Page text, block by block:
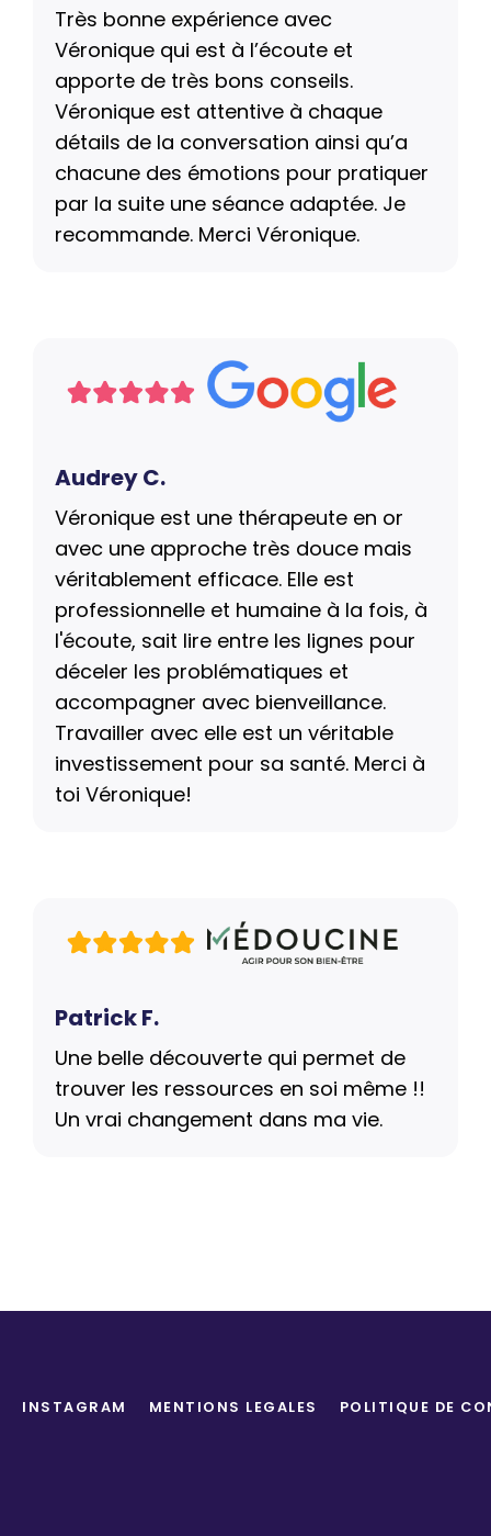
Très bonne expérience avec
Véronique qui est à l’écoute et
apporte de très bons conseils.
Véronique est attentive à chaque
détails de la conversation ainsi qu’a
chacune des émotions pour pratiquer
par la suite une séance adaptée. Je
recommande. Merci Véronique.
Audrey C.
Véronique est une thérapeute en or
avec une approche très douce mais
véritablement efficace. Elle est
professionnelle et humaine à la fois, à
l'écoute, sait lire entre les lignes pour
déceler les problématiques et
accompagner avec bienveillance.
Travailler avec elle est un véritable
investissement pour sa santé. Merci à
toi Véronique!
Patrick F.
Une belle découverte qui permet de
trouver les ressources en soi même !!
Un vrai changement dans ma vie.
INSTAGRAM MENTIONS LEGALES POLITIQUE DE